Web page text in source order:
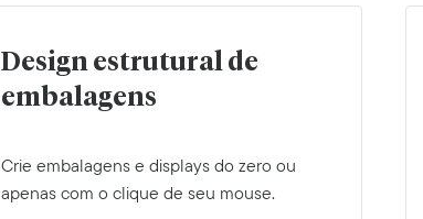
Design estrutural de
embalagens
Crie embalagens e displays do zero ou
apenas com o clique de seu mouse.